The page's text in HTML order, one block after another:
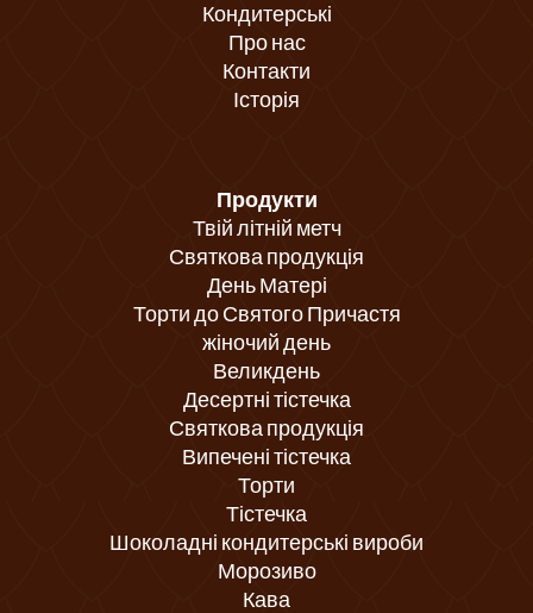
Кондитерські
Про нас
Контакти
Історія
Продукти
Твій літній метч
Святкова продукція
День Матері
Торти до Святого Причастя
жіночий день
Великдень
Десертні тістечка
Святкова продукція
Випечені тістечка
Торти
Тістечка
Шоколадні кондитерські вироби
Морозиво
Кава